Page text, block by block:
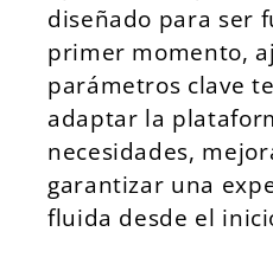
diseñado para ser
primer momento,
parámetros clave
adaptar la
necesidades,
garantizar una
fluida desde el